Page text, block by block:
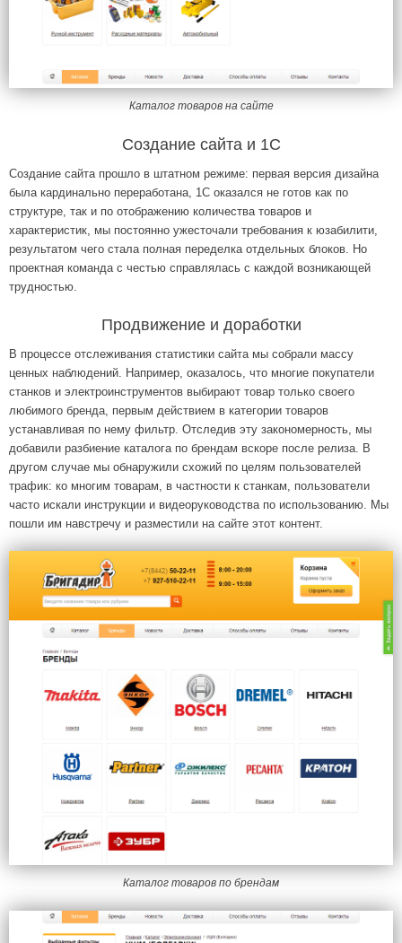
Каталог товаров на сайте
Создание сайта и 1С
Создание сайта прошло в штатном режиме: первая версия дизайна
была кардинально переработана, 1С оказался не готов как по
структуре, так и по отображению количества товаров и
характеристик, мы постоянно ужесточали требования к юзабилити,
результатом чего стала полная переделка отдельных блоков. Но
проектная команда с честью справлялась с каждой возникающей
трудностью.
Продвижение и доработки
В процессе отслеживания статистики сайта мы собрали массу
ценных наблюдений. Например, оказалось, что многие покупатели
станков и электроинструментов выбирают товар только своего
любимого бренда, первым действием в категории товаров
устанавливая по нему фильтр. Отследив эту закономерность, мы
добавили разбиение каталога по брендам вскоре после релиза. В
другом случае мы обнаружили схожий по целям пользователей
трафик: ко многим товарам, в частности к станкам, пользователи
часто искали инструкции и видео­руководства по использованию. Мы
пошли им навстречу и разместили на сайте этот контент.
Каталог товаров по брендам